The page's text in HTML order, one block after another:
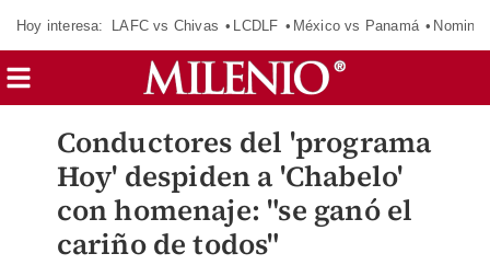
Hoy interesa: LAFC vs Chivas LCDLF México vs Panamá
Conductores del 'programa
Hoy' despiden a 'Chabelo'
con homenaje: "se ganó el
cariño de todos"